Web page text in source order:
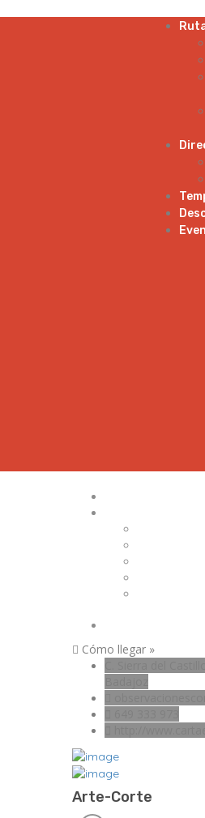
Cómo llegar »
Arte-Corte